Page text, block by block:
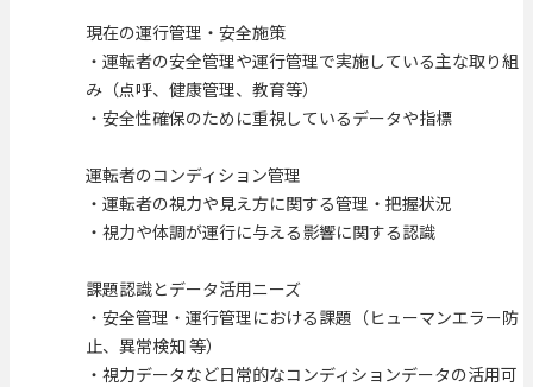
現在の運行管理・安全施策
・運転者の安全管理や運行管理で実施している主な取り組
み（点呼、健康管理、教育等）
・安全性確保のために重視しているデータや指標
運転者のコンディション管理
・運転者の視力や見え方に関する管理・把握状況
・視力や体調が運行に与える影響に関する認識
課題認識とデータ活用ニーズ
・安全管理・運行管理における課題（ヒューマンエラー防
止、異常検知 等）
・視力データなど日常的なコンディションデータの活用可